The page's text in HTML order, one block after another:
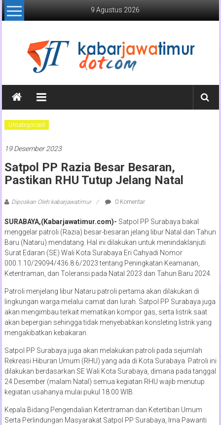
Lompat
ke
9 Agustus 2026
Kabar
Jawa
Timur
Online
Jawa
Timur
Uncategorized
19 Desember 2023
Satpol PP Razia Besar Besaran,
Pastikan RHU Tutup Jelang Natal
Diposkan Oleh:kabarjawatimur 0 Komentar
SURABAYA,(Kabarjawatimur.com)- Satpol PP Surabaya bakal
menggelar patroli (Razia) besar-besaran jelang libur Natal dan Tahun
Baru (Nataru) mendatang. Hal ini dilakukan untuk menindaklanjuti
Surat Edaran (SE) Wali Kota Surabaya Eri Cahyadi Nomor
000.1.10/29094/436.8.6/2023 tentang Peningkatan Keamanan,
Ketentraman, dan Toleransi pada Natal 2023 dan Tahun Baru 2024.
Patroli menjelang libur Nataru patroli pertama akan dilakukan di
lingkungan warga melalui camat dan lurah. Satpol PP Surabaya juga
akan mengimbau terkait mematikan kompor gas, serta listrik saat
akan bepergian sehingga tidak menyebabkan konsleting listrik yang
mengakibatkan kebakaran.
Satpol PP Surabaya juga akan melakukan patroli pada sejumlah
Rekreasi Hiburan Umum (RHU) yang ada di Kota Surabaya. Patroli ini
dilakukan berdasarkan SE Wali Kota Surabaya, dimana pada tanggal
24 Desember (malam Natal) semua kegiatan RHU wajib menutup
kegiatan usahanya mulai pukul 18.00 WIB.
Kepala Bidang Pengendalian Ketentraman dan Ketertiban Umum
Serta Perlindungan Masyarakat Satpol PP Surabaya, Irna Pawanti